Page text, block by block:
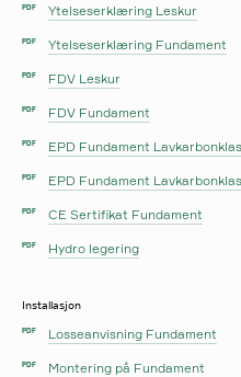
PDF Ytelseserklæring Leskur
PDF Ytelseserklæring Fundament
PDF FDV Leskur
PDF FDV Fundament
PDF EPD Fundament
PDF EPD Fundament
PDF CE Sertifikat Fundament
PDF Hydro legering
Installasjon
PDF Losseanvisning Fundament
PDF Montering på Fundament